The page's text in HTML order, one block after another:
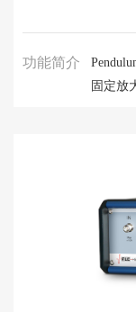
功能简介
固定放